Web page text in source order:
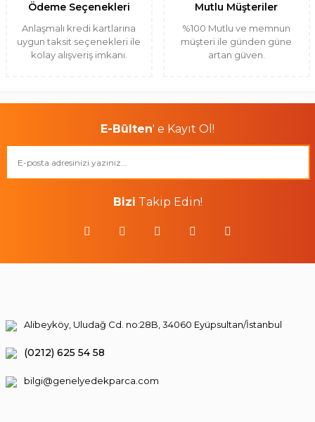
Ödeme Seçenekleri
Anlaşmalı kredi kartlarına
uygun taksit seçenekleri ile
kolay alışveriş imkanı.
Mutlu Müşteriler
%100 Mutlu ve memnun
müşteri ile günden güne
artan güven.
E-Bülten' e Kayıt Ol!
Bizi Takip Edin!
Alibeyköy, Uludağ Cd. no:28B, 34060 Eyüpsultan/İstanbul
(0212) 625 54 58
bilgi@genelyedekparca.com